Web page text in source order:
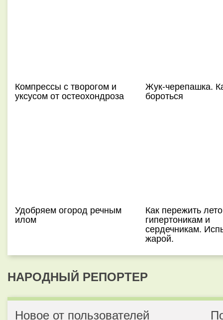
Компрессы с творогом и
уксусом от остеохондроза
Жук-черепашка.
бороться
Удобряем огород речным
илом
Как пережить лето
гипертоникам и
сердечникам.
жарой.
НАРОДНЫЙ РЕПОРТЕР
Новое от пользователей